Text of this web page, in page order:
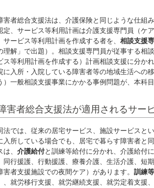
者総合支援法は、介護保険と同じような仕組
定、サービス等利用計画は介護支援専門員（ケ
サービス等利用計画を作成する者を、 相談支援
理解」で出題）。相談支援専門員が従事する相
ス等利用計画を作成する）計画相談支援に分か
に入所・入院している障害者等の地域生活への
）一般相談支援事業にかかる事例問題が、本科
害者総合支援法が適用されるサー
では、従来の居宅サービス、施設サービスとい
入所している場合でも、居宅で暮らす障害者と
は、 介護給付と訓練等給付に分かれ、介護給付
同行援護、行動援護、療養介護、生活介護、短
害者支援施設での夜間ケア）があります。 訓練
、就労移行支援、就労継続支援、就労定着支援